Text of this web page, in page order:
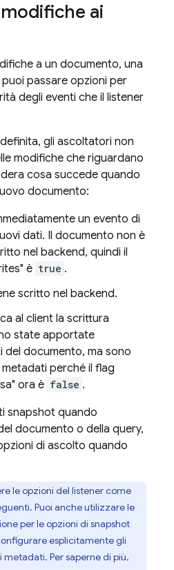
ai
a un documento, una
passare opzioni per
degli eventi che il listener
gli ascoltatori non
modifiche che riguardano
cosa succede quando
documento:
un evento di
dati. Il documento non è
nel backend, quindi il
è true .
scritto nel backend.
al client la scrittura
state apportate
del documento, ma sono
perché il flag
ora è false .
snapshot quando
documento o della query,
di ascolto quando
le opzioni del listener come
Puoi anche utilizzare le
per le opzioni di snapshot
esplicitamente gli
Per saperne di più,